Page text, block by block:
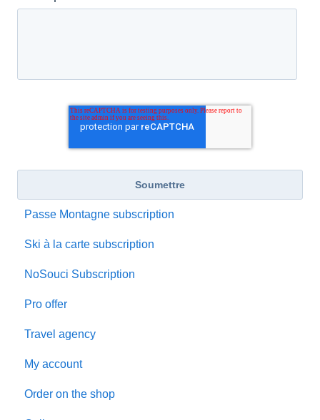
Passe Montagne subscription
Ski à la carte subscription
NoSouci Subscription
Pro offer
Travel agency
My account
Order on the shop